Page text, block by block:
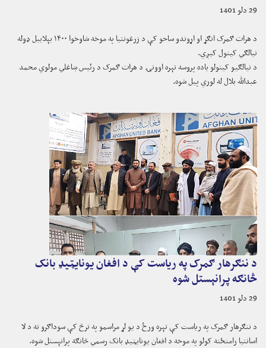
29 دلو 1401
د هرات ګمرک انګړ او اړوندو ساحو کې د زرغونتیا په موخه شاوخوا ۱۴۰۰ بېلابیل ډوله
نیالګي کینول کیږي.
د نیالګیو کینولو یاده پروسه تېره اوونۍ د هرات ګمرک د رئیس ښاغلي مولوي محمد
عبدالله بلال له لوري پیل شوه.
د ننګرهار ګمرک په ریاست کې د افغان یونایټیډ بانک
څانګه پرانېستل شوه
29 دلو 1401
د ننګرهار ګمرک په ریاست کې تېره ورځ د یو لړ مراسمو په ترڅ کې سوداګرو ته د لا
اسانتیا رامنځته کولو په موخه د افغان یونایټیډ بانک رسمي څانګه پرانېستل شوه.